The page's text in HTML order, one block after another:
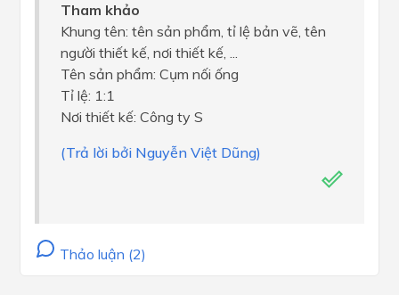
Tham khảo
Khung tên: tên sản phẩm, tỉ lệ bản vẽ, tên
người thiết kế, nơi thiết kế, ...
Tên sản phẩm: Cụm nối ống
Tỉ lệ: 1:1
Nơi thiết kế: Công ty S
(Trả lời bởi Nguyễn Việt Dũng)
Thảo luận (2)